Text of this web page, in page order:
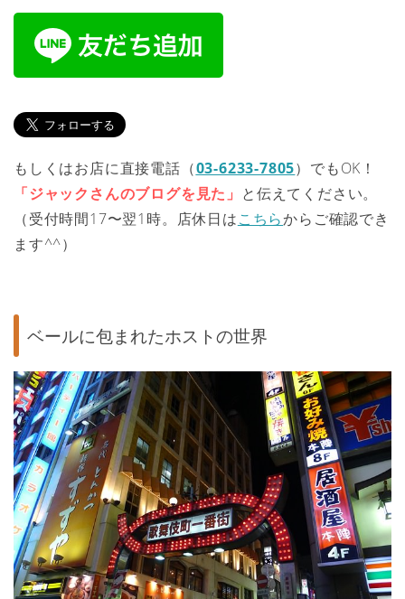
もしくはお店に直接電話（03-6233-7805）でもOK！
「ジャックさんのブログを見た」 と伝えてください。
（受付時間17〜翌1時。店休日はこちらからご確認でき
ます^^）
ベールに包まれたホストの世界